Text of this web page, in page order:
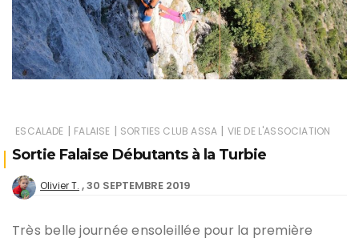
ESCALADE | FALAISE | SORTIES CLUB ASSA | VIE DE L'ASSOCIATION
Sortie Falaise Débutants à la Turbie
Olivier T. 30 SEPTEMBRE 2019
Très belle journée ensoleillée pour la première